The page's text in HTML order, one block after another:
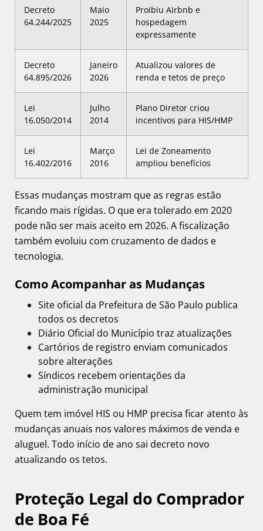
Decreto
64.244/2025
Maio
2025
Proibiu Airbnb e
hospedagem
expressamente
Decreto
64.895/2026
Janeiro
2026
Atualizou valores de
renda e tetos de preço
Lei
16.050/2014
Julho
2014
Plano Diretor criou
incentivos para HIS/HMP
Lei
16.402/2016
Março
2016
Lei de Zoneamento
ampliou benefícios
Essas mudanças mostram que as regras estão
ficando mais rígidas. O que era tolerado em 2020
pode não ser mais aceito em 2026. A fiscalização
também evoluiu com cruzamento de dados e
tecnologia.
Como Acompanhar as Mudanças
Site oficial da Prefeitura de São Paulo publica
todos os decretos
Diário Oficial do Município traz atualizações
Cartórios de registro enviam comunicados
sobre alterações
Síndicos recebem orientações da
administração municipal
Quem tem imóvel HIS ou HMP precisa ficar atento às
mudanças anuais nos valores máximos de venda e
aluguel. Todo início de ano sai decreto novo
atualizando os tetos.
Proteção Legal do Comprador
de Boa Fé